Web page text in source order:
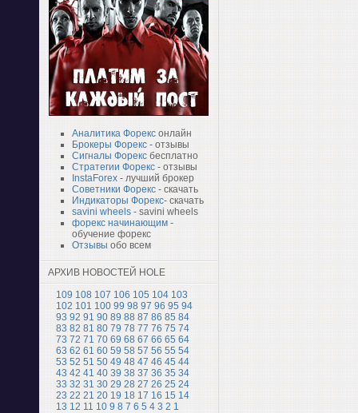
Аналитика Форекс онлайн
Брокеры Форекс - отзывы
Сигналы Форекс бесплатно
Стратегии Форекс - отзывы
InstaForex - лучший брокер
Советники Форекс - скачать
Индикаторы Форекс- скачать
savini wheels - savini wheels
форекс начинающим -
обучение форекс
Отзывы обо всем
АРХИВ НОВОСТЕЙ HOLE
109 108 107 106 105 104 103
102 101 100 99 98 97 96 95 94
93 92 91 90 89 88 87 86 85 84
83 82 81 80 79 78 77 76 75 74
73 72 71 70 69 68 67 66 65 64
63 62 61 60 59 58 57 56 55 54
53 52 51 50 49 48 47 46 45 44
43 42 41 40 39 38 37 36 35 34
33 32 31 30 29 28 27 26 25 24
23 22 21 20 19 18 17 16 15 14
13 12 11 10 9 8 7 6 5 4 3 2 1